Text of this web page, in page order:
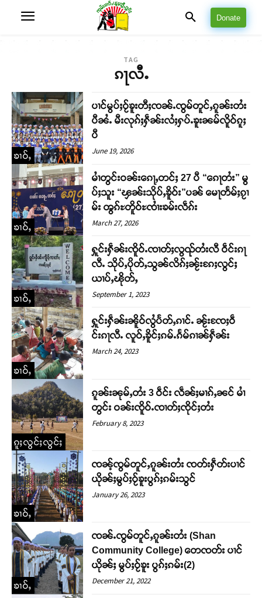
Donate
TAG
ၵႃလီႉ
ၶၢဝ်ႇ
ပၢင်မွပ်ႈဝႂ်ၶူးတီႈၸၼ်ႉၸွမ်တူင်ႇၵူၼ်းတႆး
ပီၼႆႉ မီးလုၵ်ႈႁဵၼ်းလႆႈႁပ်ႉၶူးၼမ်လိူဝ်ၵူႈ
ပီ
June 19, 2026
ၶၢဝ်ႇ
မၢႆတွင်းဝၼ်းၵေႃႇတင်ႈ 27 ပီ “ၵေႃတႆး” မွ
ပ်ႈသူး “ၾၼ်းသိုပ်ႇၶိူဝ်း”ပၼ် မေႃတႅမ်ႈၵႂၢ
မ်း ၻွၵ်ႊတိူဝ်ႊၸၢႆးၶမ်းလဵၵ်း
March 27, 2026
ၶၢဝ်ႇ
ႁူင်းႁဵၼ်းၸိူဝ်ႉၸၢတ်ႈလွၺ်တႆးလီ ဝဵင်းၵႃ
လီႉ သိုပ်ႇပိုတ်ႇသွၼ်လိၵ်ႈၼႂ်းၵႄႈလွင်ႈ
ယၢပ်ႇၽိုတ်ႇ
September 1, 2023
ၶၢဝ်ႇ
ႁူင်းႁဵၼ်းၼိူဝ်လွႆပႅတ်ႇၵၢင်ႉ ၼႂ်းၸႄႈဝဵ
င်းၵႃလီႉ လူဝ်ႇၶိူင်ႈၵမ်ႉၵႅမ်ၵၢၼ်ႁဵၼ်း
March 24, 2023
ၵူႈလွင်ႈလွင်ႈ
ၵူၼ်းၼုမ်ႇတႆး 3 ဝဵင်း လဵၼ်ႈမၢၵ်ႇၼင် မၢႆ
တွင်း ဝၼ်းၸိူဝ်ႉၸၢတ်ႈၸိုင်ႈတႆး
February 8, 2023
ၶၢဝ်ႇ
ၸၼ့်ၸွမ်တူင်ႇၵူၼ်းတႆး ၸတ်းႁဵတ်းပၢင်
ယိုၼ်ႈမွပ်ႈဝႂ်ၶူးပွၵ်ႈၵမ်းသွင်
January 26, 2023
ၶၢဝ်ႇ
ၸၼ်ႉၸွမ်တူင်ႇၵူၼ်းတႆး (Shan
Community College) တေၸတ်း ပၢင်
ယိုၼ်ႈ မွပ်ႈဝႂ်ၶူး ပွၵ်ႈၵမ်း(2)
December 21, 2022